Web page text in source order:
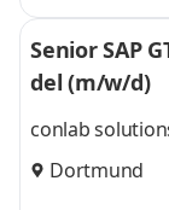
Senior SAP
del (m/w/d)
conlab
Dortmund